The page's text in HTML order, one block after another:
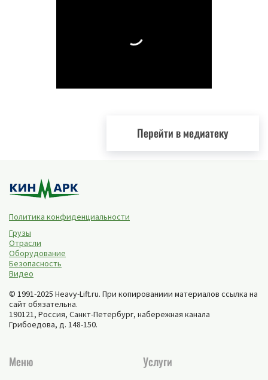
Перейти в медиатеку
Политика конфиденциальности
Грузы
Отрасли
Оборудование
Безопасность
Видео
© 1991-2025 Heavy-Lift.ru. При копированиии материалов ссылка на
сайт обязательна.
190121, Россия, Санкт-Петербург, набережная канала
Грибоедова, д. 148-150.
Меню Услуги